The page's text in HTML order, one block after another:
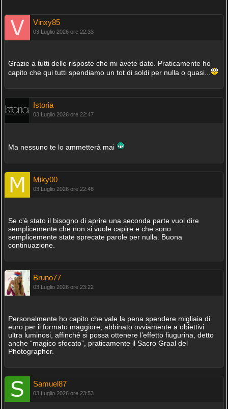
Vinxy85
03 Luglio 2026 ore 22:33
Grazie a tutti delle risposte che mi avete dato. Praticamente ho
capito che qui tutti spendiamo un tot di soldi per nulla o quasi...
Istoria
03 Luglio 2026 ore 22:47
Ma nessuno te lo ammetterà mai
Miky00
03 Luglio 2026 ore 22:48
Se c'è stato il bisogno di aprire una seconda parte vuol dire
semplicemente che non si vuole capire e che sono
semplicemente state sprecate parole per nulla. Buona
continuazione.
Bruno77
03 Luglio 2026 ore 23:22
Personalmente ho capito che vale la pena spendere migliaia di
euro per il formato maggiore, abbinato ovviamente a obiettivi
ultra luminosi, affinché si possa ottenere l’effetto fiugurina, detto
anche “magico sfocato”, praticamente il Sacro Graal del
Photographer.
Samuel87
03 Luglio 2026 ore 23:53